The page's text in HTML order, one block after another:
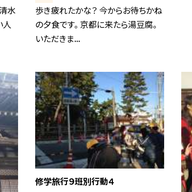
水
人
歩き疲れたかな？ 今からお待ちかね
の夕食です。 京都に来たら湯豆腐。
いただきま...
修学旅行９班別行動４